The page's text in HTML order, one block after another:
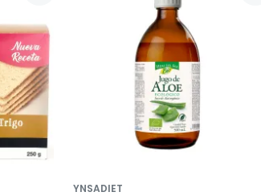
YNSADIET